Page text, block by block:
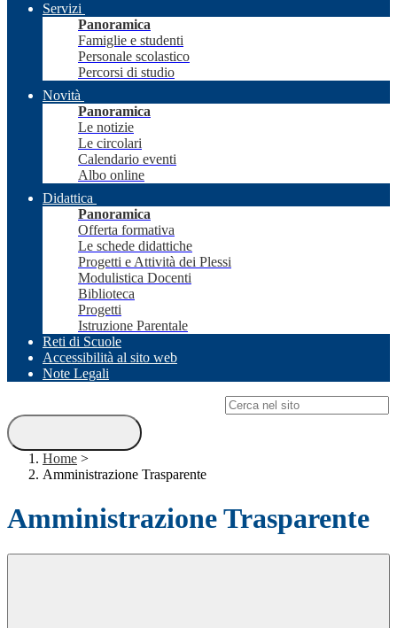
Servizi
Panoramica
Famiglie e studenti
Personale scolastico
Percorsi di studio
Novità
Panoramica
Le notizie
Le circolari
Calendario eventi
Albo online
Didattica
Panoramica
Offerta formativa
Le schede didattiche
Progetti e Attività dei Plessi
Modulistica Docenti
Biblioteca
Progetti
Istruzione Parentale
Reti di Scuole
Accessibilità al sito web
Note Legali
Home >
Amministrazione Trasparente
Amministrazione Trasparente